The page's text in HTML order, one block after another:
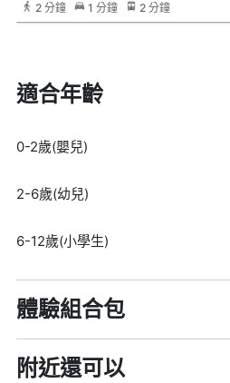
2 分鐘
1 分鐘 2 分鐘
適合年齡
0-2歲(嬰兒)
2-6歲(幼兒)
6-12歲(小學生)
體驗組合包
附近還可以